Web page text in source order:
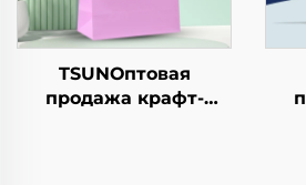
TSUNОптовая
продажа крафт-